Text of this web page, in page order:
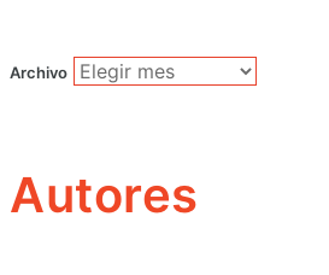
Archivo
Autores